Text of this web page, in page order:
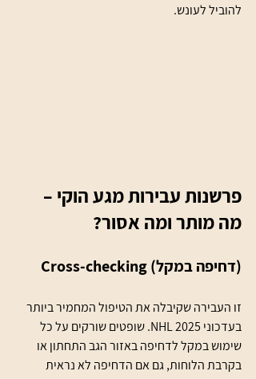
להוביל לעונש.
פרשנות עבירות מגע הוקי –
מה מותר ומה אסור?
Cross-checking (דחיפה במקל)
זו העבירה שקיבלה את הטיפול המחמיר ביותר
בעדכוני NHL 2025. שופטים שורקים על כל
שימוש במקל לדחיפה באזור הגב התחתון או
בקרבת הלוחות, גם אם הדחיפה לא נראית